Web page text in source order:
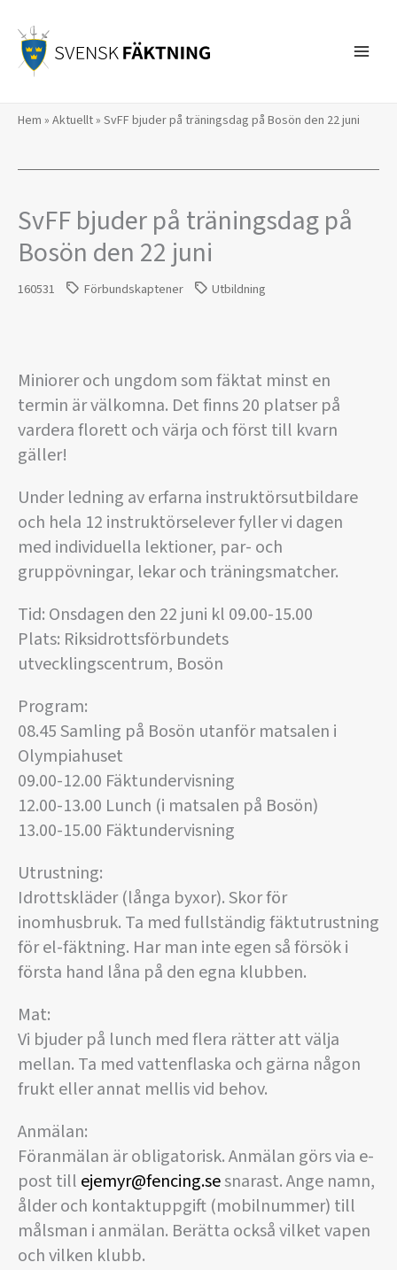
innehåll
Hem » Aktuellt» SvFF bjuder på träningsdag på Bosön den 22 juni
SvFF bjuder på träningsdag på
Bosön den 22 juni
160531 Förbundskaptener Utbildning
Miniorer och ungdom som fäktat minst en
termin är välkomna. Det finns 20 platser på
vardera florett och värja och först till kvarn
gäller!
Under ledning av erfarna instruktörsutbildare
och hela 12 instruktörselever fyller vi dagen
med individuella lektioner, par- och
gruppövningar, lekar och träningsmatcher.
Tid: Onsdagen den 22 juni kl 09.00-15.00
Plats: Riksidrottsförbundets
utvecklingscentrum, Bosön
Program:
08.45 Samling på Bosön utanför matsalen i
Olympiahuset
09.00-12.00 Fäktundervisning
12.00-13.00 Lunch (i matsalen på Bosön)
13.00-15.00 Fäktundervisning
Utrustning:
Idrottskläder (långa byxor). Skor för
inomhusbruk. Ta med fullständig fäktutrustning
för el-fäktning. Har man inte egen så försök i
första hand låna på den egna klubben.
Mat:
Vi bjuder på lunch med flera rätter att välja
mellan. Ta med vattenflaska och gärna någon
frukt eller annat mellis vid behov.
Anmälan:
Föranmälan är obligatorisk. Anmälan görs via e-
post till ejemyr@fencing.sesnarast. Ange namn,
ålder och kontaktuppgift (mobilnummer) till
målsman i anmälan. Berätta också vilket vapen
och vilken klubb.